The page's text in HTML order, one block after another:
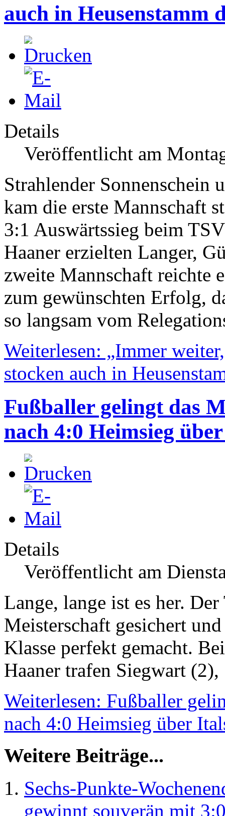
auch in Heusenstamm
Details
Veröffentlicht am
Strahlender Sonnenschein
kam die erste Mannschaft
3:1 Auswärtssieg beim
Haaner erzielten Langer,
zweite Mannschaft reichte
zum gewünschten Erfolg,
so langsam vom
Weiterlesen: „Immer
stocken auch in
Fußballer gelingt das
nach 4:0 Heimsieg
Details
Veröffentlicht am
Lange, lange ist es her.
Meisterschaft gesichert
Klasse perfekt gemacht.
Haaner trafen Siegwart
Weiterlesen: Fußballer
nach 4:0 Heimsieg über
Weitere Beiträge...
Sechs-Punkte-
gewinnt souverän mit